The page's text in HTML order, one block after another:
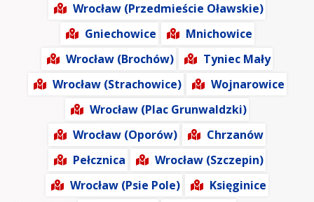
Wrocław (Przedmieście Oławskie)
Gniechowice
Mnichowice
Wrocław (Brochów)
Tyniec Mały
Wrocław (Strachowice)
Wojnarowice
Wrocław (Plac Grunwaldzki)
Wrocław (Oporów)
Chrzanów
Pełcznica
Wrocław (Szczepin)
Wrocław (Psie Pole)
Księginice